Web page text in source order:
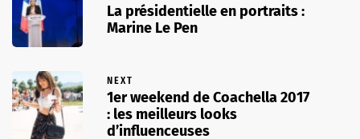
La présidentielle en portraits :
Marine Le Pen
NEXT
1er weekend de Coachella 2017
: les meilleurs looks
d’influenceuses